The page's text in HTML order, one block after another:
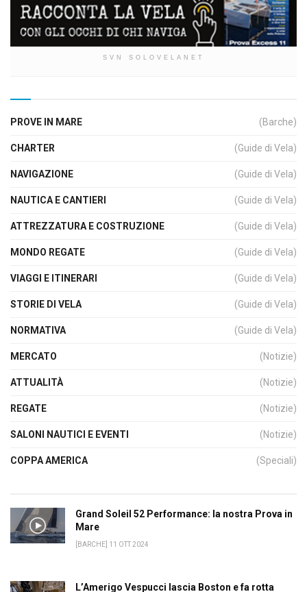
SVN SOLOVELANET
PROVE IN MARE (Barche)
CHARTER (Guide di Vela)
NAVIGAZIONE (Guide di Vela)
NAUTICA E CANTIERI (Guide di Vela)
ATTREZZATURA E COSTRUZIONE (Guide di Vela)
MONDO REGATE (Guide di Vela)
VIAGGI E ITINERARI (Guide di Vela)
STORIE DI VELA (Guide di Vela)
NORMATIVA (Guide di Vela)
MERCATO (Notizie)
ATTUALITÀ (Notizie)
REGATE (Notizie)
SALONI NAUTICI E EVENTI (Notizie)
COPPA AMERICA (Speciali)
Grand Soleil 52 Performance: la nostra Prova in
Mare
[BARCHE] 11 OTT 2024
L’Amerigo Vespucci lascia Boston e fa rotta